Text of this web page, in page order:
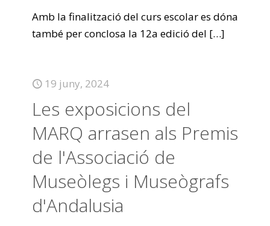
Amb la finalització del curs escolar es dóna
també per conclosa la 12a edició del […]
19 juny, 2024
Les exposicions del
MARQ arrasen als Premis
de l'Associació de
Museòlegs i Museògrafs
d'Andalusia